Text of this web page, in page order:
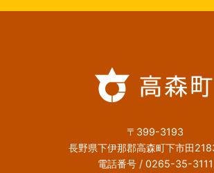
〒399-3193
長野県下伊那郡高森町下市田
電話番号 / 0265-35-3111